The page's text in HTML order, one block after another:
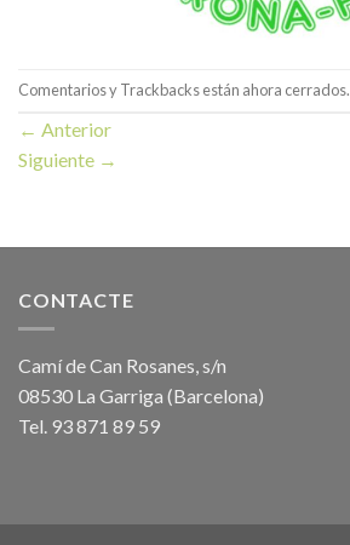
Comentarios y Trackbacks están ahora cerrados.
← Anterior
Siguiente →
CONTACTE
Camí de Can Rosanes, s/n
08530 La Garriga (Barcelona)
Tel. 93 871 89 59